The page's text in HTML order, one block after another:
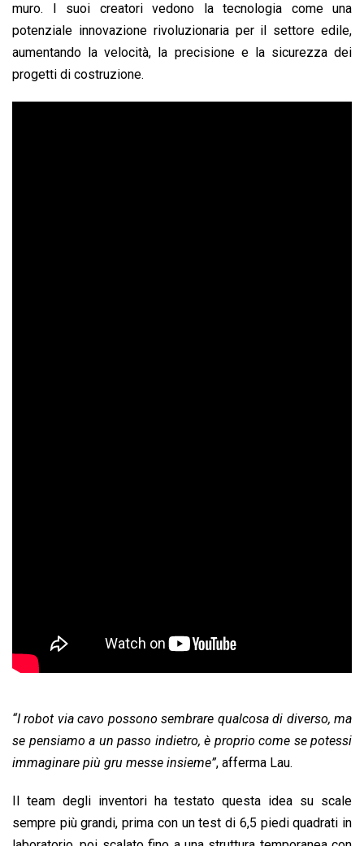
muro. I suoi creatori vedono la tecnologia come una
potenziale innovazione rivoluzionaria per il settore edile,
aumentando la velocità, la precisione e la sicurezza dei
progetti di costruzione.
“I robot via cavo possono sembrare qualcosa di diverso, ma
se pensiamo a un passo indietro, è proprio come se potessi
immaginare più gru messe insieme”, afferma Lau.
Il team degli inventori ha testato questa idea su scale
sempre più grandi, prima con un test di 6,5 piedi quadrati in